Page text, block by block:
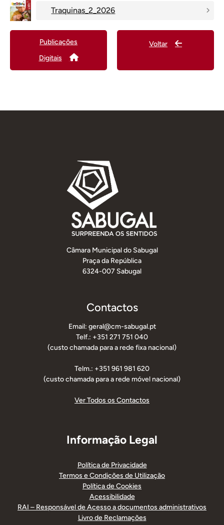
Traquinas_2_2026
Publicações
Digitais
Voltar
Câmara Municipal do Sabugal
Praça da República
6324-007 Sabugal
Contactos
Email: geral@cm-sabugal.pt
Telf.: +351 271 751 040
(custo chamada para a rede fixa nacional)
Telm.: +351 961 981 620
(custo chamada para a rede móvel nacional)
Ver Todos os Contactos
Informação Legal
Política de Privacidade
Termos e Condições de Utilização
Política de Cookies
Acessibilidade
RAI – Responsável de Acesso a documentos administrativos
Livro de Reclamações